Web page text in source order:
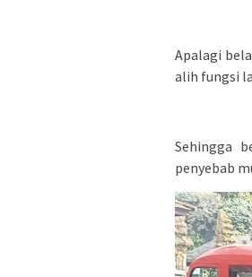
Apalagi
alih fungsi
Sehingga
penyebab